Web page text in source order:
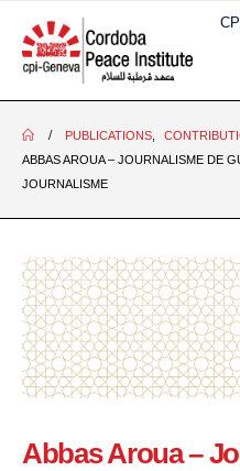
PUBLICATIONS,
ABBAS AROUA – JOURNALISME DE
JOURNALISME
Abbas Aroua –